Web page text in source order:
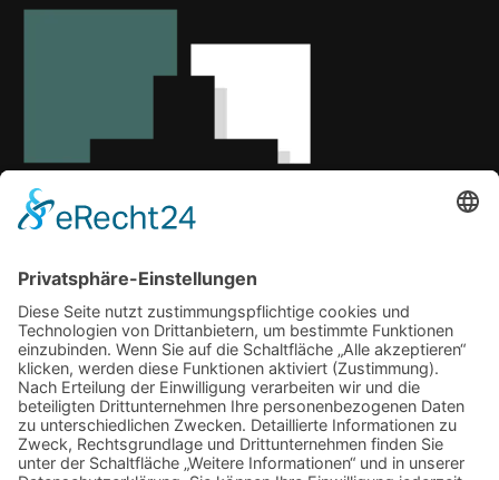
Kategorien
Allgemein
Einrichtung
Fitness